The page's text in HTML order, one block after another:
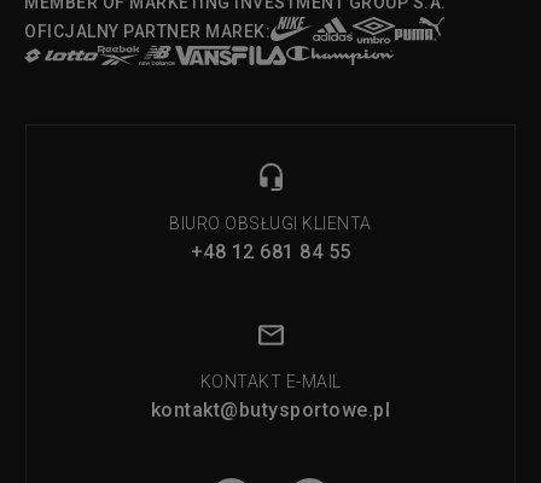
OFICJALNY PARTNER MAREK:
BIURO OBSŁUGI KLIENTA
+48 12 681 84 55
KONTAKT E-MAIL
kontakt@butysportowe.pl